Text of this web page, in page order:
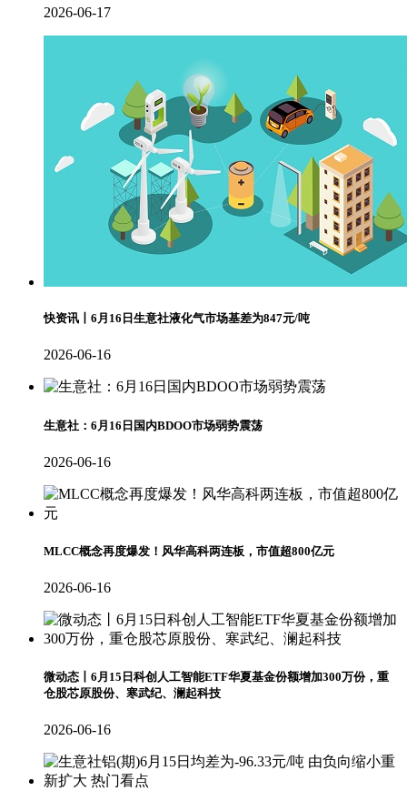
2026-06-17
快资讯丨6月16日生意社液化气市场基差为847元/吨
2026-06-16
生意社：6月16日国内BDOO市场弱势震荡
2026-06-16
MLCC概念再度爆发！风华高科两连板，市值超800亿元
2026-06-16
微动态丨6月15日科创人工智能ETF华夏基金份额增加300万份，重
仓股芯原股份、寒武纪、澜起科技
2026-06-16